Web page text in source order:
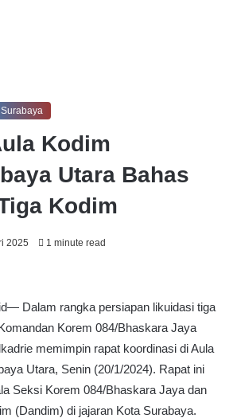
Surabaya
Kodim
Utara Bahas
Kodim
2025 1 minute read
Dalam rangka persiapan likuidasi tiga
Korem 084/Bhaskara Jaya
memimpin rapat koordinasi di Aula
Utara, Senin (20/1/2024). Rapat ini
Seksi Korem 084/Bhaskara Jaya dan
(Dandim) di jajaran Kota Surabaya.